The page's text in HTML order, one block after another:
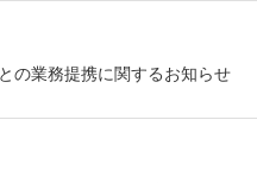
の業務提携に関するお知らせ